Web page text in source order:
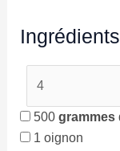
Ingrédients
500 grammes
1 oignon